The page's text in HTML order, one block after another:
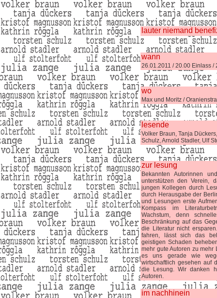
lauter niemand
wann
26.01.2011 / 20.00 Einlass /
wo
Max und Moritz /
lesende
Volker Braun, Tanja
Schulz, Arnold Stadler, Ulf
zur lesung
Bekannten Autorinnen
unterstützen den Verein,
jungen Kollegen durch
durch Herausgabe der
und Lesungen erste
Kompass im
Wachstum, denn
Beschränkung auf das
die Literatur nicht
fahren, lässt sich das
geistigen Schaden
mehr gute Autoren zu mehr
es uns gerade wie
wirtschaftlich gesehen auf
die Lesung. Wir danken
im nachhinein